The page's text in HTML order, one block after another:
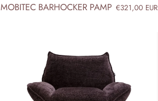
MOBITEC BARHOCKER PAMP €321,00 EUR